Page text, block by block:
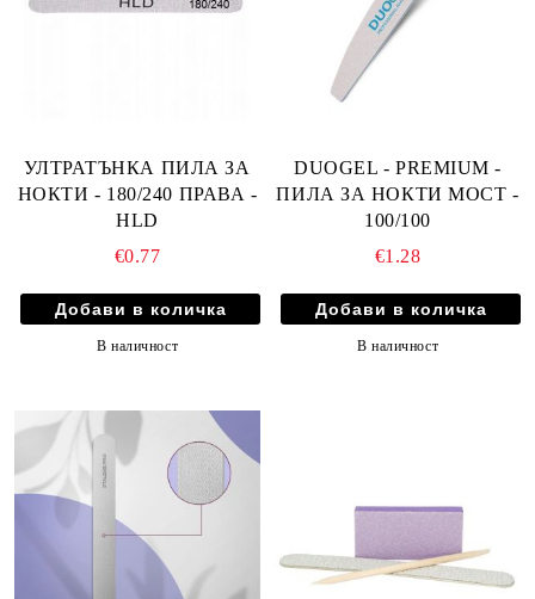
УЛТРАТЪНКА ПИЛА ЗА
НОКТИ - 180/240 ПРАВА -
HLD
€0.77
В наличност
DUOGEL - PREMIUM -
ПИЛА ЗА НОКТИ МОСТ -
100/100
€1.28
В наличност